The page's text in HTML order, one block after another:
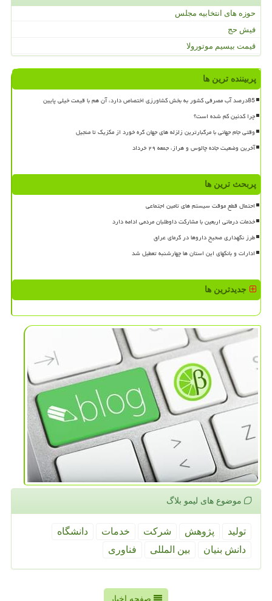
حوزه های انتخابیه مجلس
فیش حج
قیمت بیسیم موتورولا
پربیننده ترین ها
85درصد آب مصرفی کشور به بخش کشاورزی اختصاص دارد، آن هم با قیمت خیلی پایین
چرا کدئین کم شده است؟
وقتی جام جهانی با مرگبارترین زلزله های جهان گره خورد از مکزیک تا منجیل
آخرین وضعیت جاده چالوس و هراز، جمعه ۲۹ خرداد
پربحث ترین ها
احتمال قطع موقت سیستم های تامین اجتماعی
خدمات درمانی اربعین با مشارکت داوطلبان مردمی ادامه دارد
طرز نگهداری صحیح داروها در گرمای عراق
ادارات و بانکهای این استان ها چهارشنبه تعطیل شد
جدیدترین ها
موضوع های لیمو بلاگ
تولید پژوهش شركت خدمات
دانشگاه
دانش بنیان
بین المللی فناوری
صفحه اخبار